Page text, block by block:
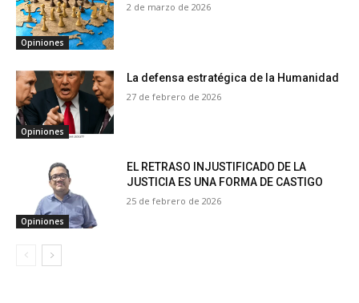
Opiniones
2 de marzo de 2026
Opiniones
La defensa estratégica de la Humanidad
27 de febrero de 2026
Opiniones
EL RETRASO INJUSTIFICADO DE LA
JUSTICIA ES UNA FORMA DE CASTIGO
25 de febrero de 2026